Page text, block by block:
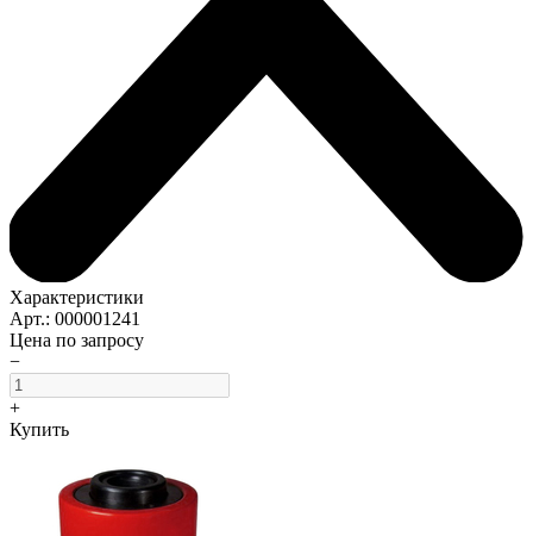
Характеристики
Арт.: 000001241
Цена по запросу
−
+
Купить